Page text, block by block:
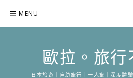
content
MENU
歐拉。旅行
日本旅遊｜自助旅行｜一人旅｜深度體